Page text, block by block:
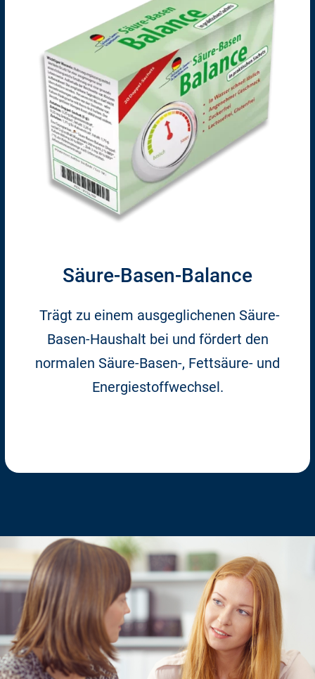
Säure-Basen-Balance
Trägt zu einem ausgeglichenen Säure-
Basen-Haushalt bei und fördert den
normalen Säure-Basen-, Fettsäure- und
Energiestoffwechsel.